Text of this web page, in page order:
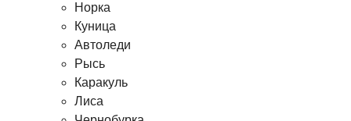
Норка
Куница
Автоледи
Рысь
Каракуль
Лиса